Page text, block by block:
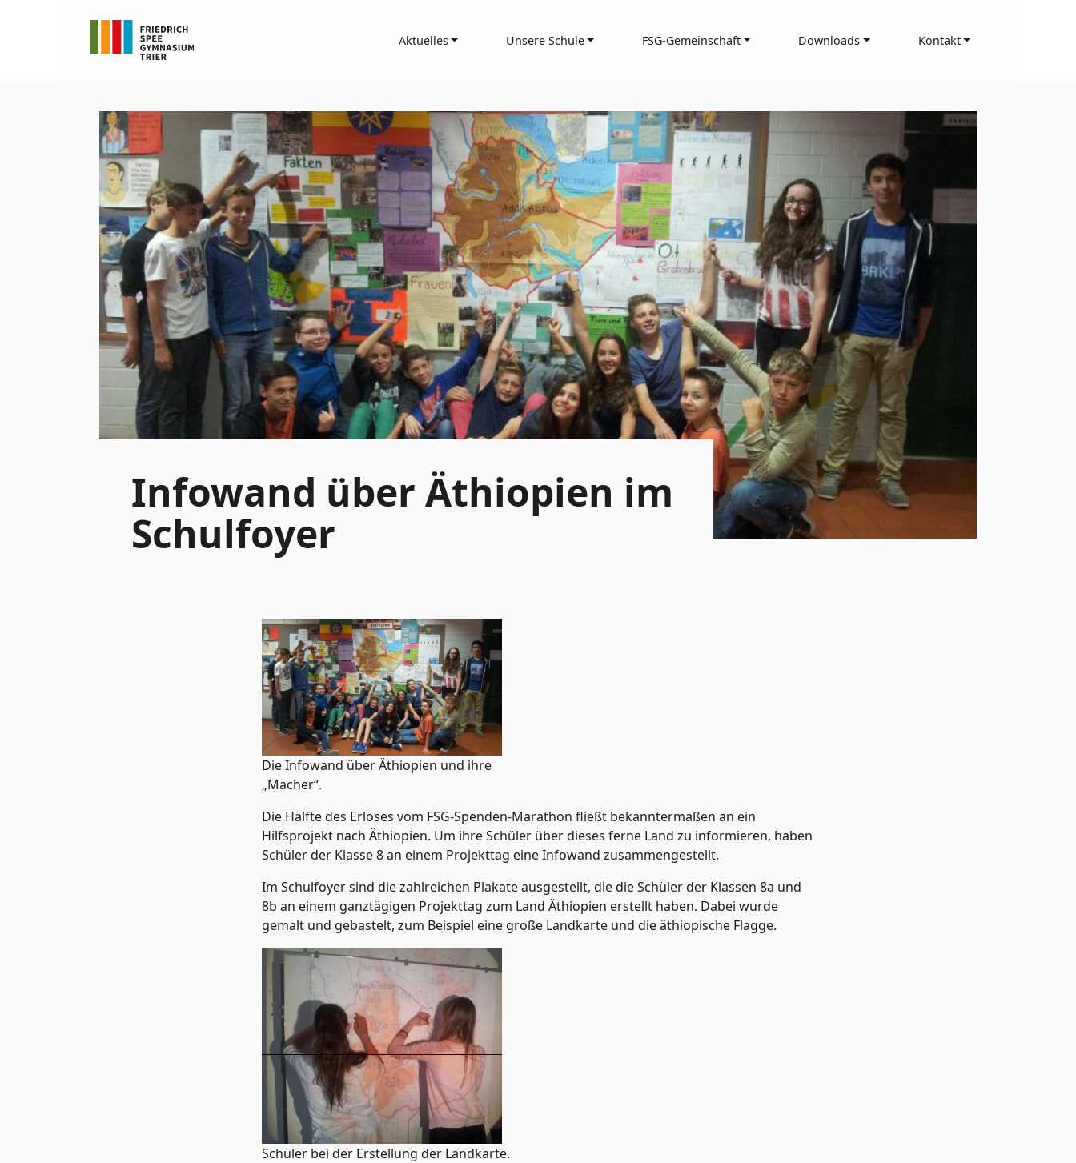
Aktuelles Unsere Schule FSG-Gemeinschaft Downloads Kontakt
Infowand über Äthiopien im
Schulfoyer
Die Infowand über Äthiopien und ihre
„Macher“.
Die Hälfte des Erlöses vom FSG-Spenden-Marathon fließt bekanntermaßen an ein
Hilfsprojekt nach Äthiopien. Um ihre Schüler über dieses ferne Land zu informieren, haben
Schüler der Klasse 8 an einem Projekttag eine Infowand zusammengestellt.
Im Schulfoyer sind die zahlreichen Plakate ausgestellt, die die Schüler der Klassen 8a und
8b an einem ganztägigen Projekttag zum Land Äthiopien erstellt haben. Dabei wurde
gemalt und gebastelt, zum Beispiel eine große Landkarte und die äthiopische Flagge.
Schüler bei der Erstellung der Landkarte.